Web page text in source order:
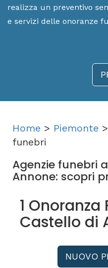
realizza un preventivo
e servizi delle onoranze
Home > Piemonte >
funebri
Agenzie funebri
Annone: scopri
1 Onoranza
Castello di
NUOVO